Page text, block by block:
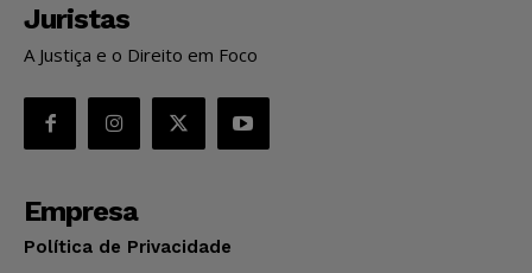
Juristas
A Justiça e o Direito em Foco
Empresa
Política de Privacidade